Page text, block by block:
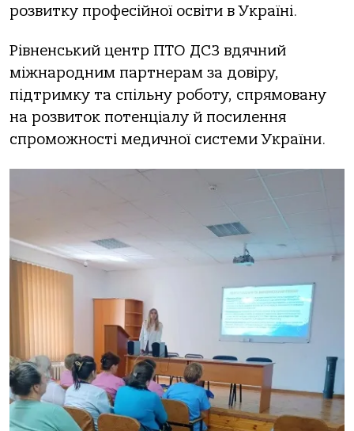
розвитку професійної освіти в Україні.
Рівненський центр ПТО ДСЗ вдячний
міжнародним партнерам за довіру,
підтримку та спільну роботу, спрямовану
на розвиток потенціалу й посилення
спроможності медичної системи України.